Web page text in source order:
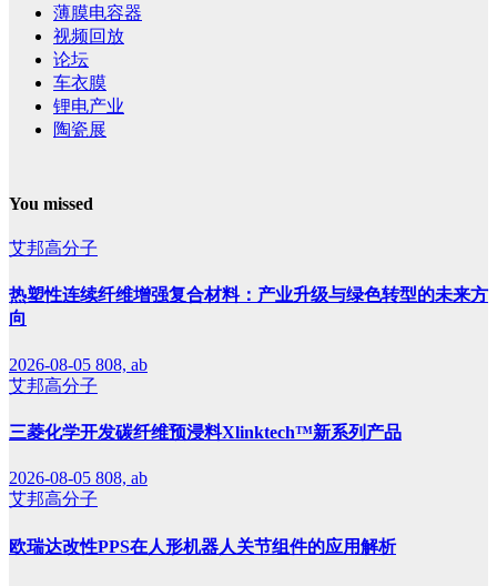
薄膜电容器
视频回放
论坛
车衣膜
锂电产业
陶瓷展
You missed
艾邦高分子
热塑性连续纤维增强复合材料：产业升级与绿色转型的未来方
向
2026-08-05 808, ab
艾邦高分子
三菱化学开发碳纤维预浸料Xlinktech™新系列产品
2026-08-05 808, ab
艾邦高分子
欧瑞达改性PPS在人形机器人关节组件的应用解析